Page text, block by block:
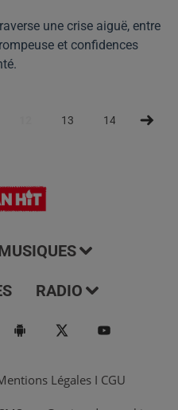
une crise aiguë, entre
et confidences
13 14 15
RADIO
Légales I CGU